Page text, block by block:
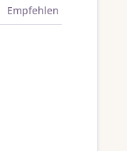
Empfehlen